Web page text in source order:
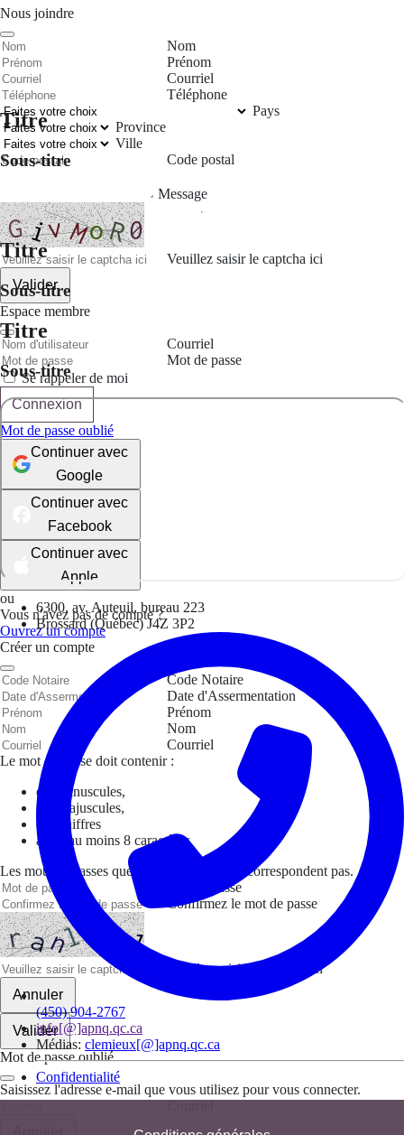
Titre
Sous-titre
Titre
Sous-titre
Titre
Sous-titre
6300, av. Auteuil, bureau 223
Brossard (Québec) J4Z 3P2
(450) 904-2767
info[@]apnq.qc.ca
Médias: clemieux[@]apnq.qc.ca
Confidentialité
Nous joindre
Nom
Prénom
Courriel
Téléphone
Pays
Province
Ville
Code postal
Message
Veuillez saisir le captcha ici
Valider
Espace membre
Courriel
Mot de passe
Se rappeler de moi
Connexion
Mot de passe oublié
Continuer avec
Google
Continuer avec
Facebook
Continuer avec
Apple
ou
Vous n'avez pas de compte ?
Ouvrez un compte
Créer un compte
Code Notaire
Date d'Assermentation
Prénom
Nom
Courriel
Le mot de passe doit contenir :
des minuscules,
des majuscules,
des chiffres
avoir au moins 8 caractères
Les mots de passes que vous avez saisis ne correspondent pas.
Mot de passe
Confirmez le mot de passe
Veuillez saisir le captcha ici
Annuler
Valider
Mot de passe oublié
Saisissez l'adresse e-mail que vous utilisez pour vous connecter.